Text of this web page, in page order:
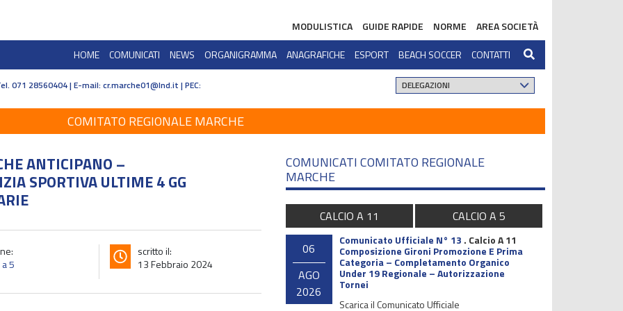
MODULISTICA GUIDE RAPIDE NORME
AREA SOCIETÀ
HOME
COMUNICATI NEWS ORGANIGRAMMA ANAGRAFICHE ESPORT BEACH SOCCER CONTATTI
071 28560404 | E-mail: cr.marche01@lnd.it | PEC:
COMITATO REGIONALE MARCHE
ANTICIPANO –
SPORTIVA ULTIME 4 GG
5
scritto il:
13 Febbraio 2024
COMUNICATI COMITATO REGIONALE
MARCHE
CALCIO A 11
CALCIO A 5
06
AGO
2026
Comunicato Ufficiale N° 13 . Calcio A 11
Composizione Gironi Promozione E Prima
Categoria – Completamento Organico
Under 19 Regionale – Autorizzazione
Tornei
Scarica il Comunicato Ufficiale